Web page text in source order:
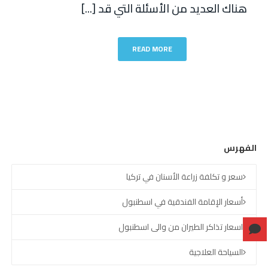
هناك العديد من الأسئلة التي قد [...]
READ MORE
الفهرس
سعر و تكلفة زراعة الأسنان في تركيا
أسعار الإقامة الفندقية في اسطنبول
اسعار تذاكر الطيران من والى اسطنبول
السياحة العلاجية